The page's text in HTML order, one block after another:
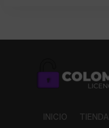
INICIO TIENDA